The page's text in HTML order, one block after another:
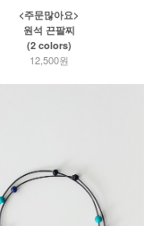
<주문많아요>
원석 끈팔찌
(2 colors)
12,500원